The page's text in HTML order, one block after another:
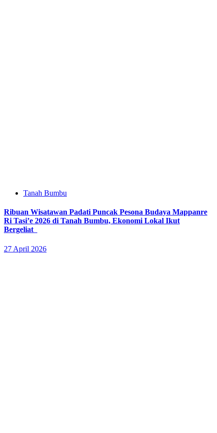
Tanah Bumbu
Ribuan Wisatawan Padati Puncak Pesona Budaya Mappanre
Ri Tasi’e 2026 di Tanah Bumbu, Ekonomi Lokal Ikut
Bergeliat
27 April 2026